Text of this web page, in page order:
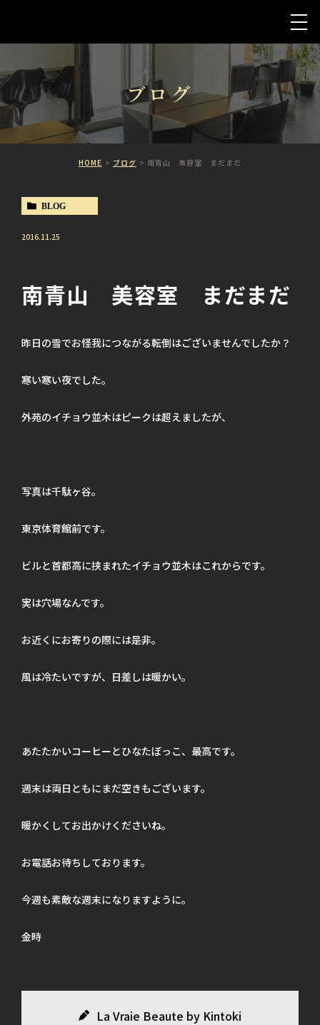
ブログ
HOME ブログ 南青山 美容室 まだまだ
BLOG
2016.11.25
南青山 美容室 まだまだ
昨日の雪でお怪我につながる転倒はございませんでしたか？
寒い寒い夜でした。
外苑のイチョウ並木はピークは超えましたが、
写真は千駄ヶ谷。
東京体育館前です。
ビルと首都高に挟まれたイチョウ並木はこれからです。
実は穴場なんです。
お近くにお寄りの際には是非。
風は冷たいですが、日差しは暖かい。
あたたかいコーヒーとひなたぼっこ、最高です。
週末は両日ともにまだ空きもございます。
暖かくしてお出かけくださいね。
お電話お待ちしております。
今週も素敵な週末になりますように。
金時
La Vraie Beaute by Kintoki